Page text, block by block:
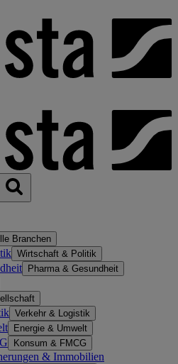
Branchen
Wirtschaft & Politik
Pharma & Gesundheit
Verkehr & Logistik
Energie & Umwelt
Konsum & FMCG
& Immobilien